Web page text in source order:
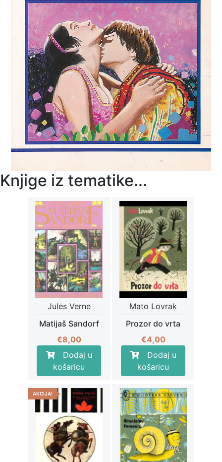
Knjige iz tematike...
Jules Verne
Matijaš Sandorf
€8,00
Dodaj u
košaricu
Mato Lovrak
Prozor do vrta
€4,00
Dodaj u
košaricu
AKCIJA!